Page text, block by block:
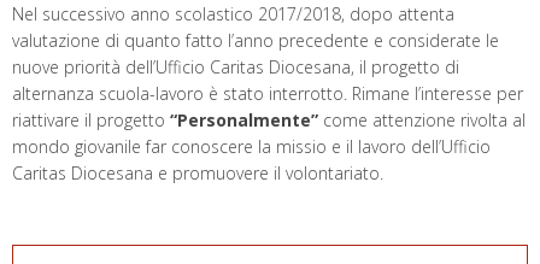
Nel successivo anno scolastico 2017/2018, dopo attenta
valutazione di quanto fatto l’anno precedente e considerate le
nuove priorità dell’Ufficio Caritas Diocesana, il progetto di
alternanza scuola-lavoro è stato interrotto. Rimane l’interesse per
riattivare il progetto “Personalmente” come attenzione rivolta al
mondo giovanile far conoscere la missio e il lavoro dell’Ufficio
Caritas Diocesana e promuovere il volontariato.